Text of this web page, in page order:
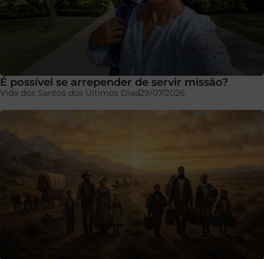
É possível se arrepender de servir missão?
Vida dos Santos dos Últimos Dias29/07/2026